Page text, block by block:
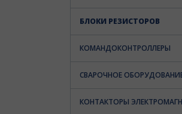
БЛОКИ РЕЗИСТОРОВ
КОМАНДОКОНТРОЛЛЕРЫ
СВАРОЧНОЕ
КОНТАКТОРЫ